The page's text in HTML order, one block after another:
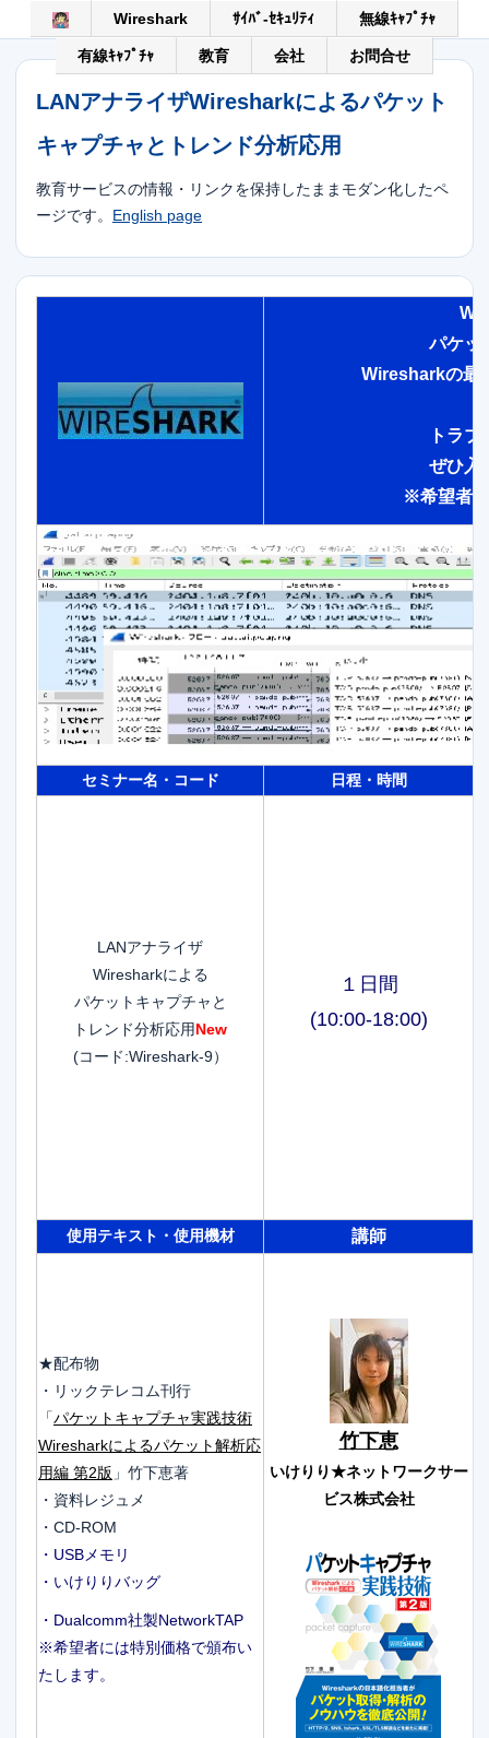
Wireshark ｻｲﾊﾞ-ｾｷｭﾘﾃｨ 無線ｷｬﾌﾟﾁｬ
有線ｷｬﾌﾟﾁｬ 教育 会社 お問合せ
LANアナライザWiresharkによるパケット
キャプチャとトレンド分析応用
教育サービスの情報・リンクを保持したままモダン化したペ
ージです。 English page
パケッ
Wiresharkの最
トラ
ぜひ入
※希望者
セミナー名・コード 日程・時間
LANアナライザ
Wiresharkによる
パケットキャプチャと
トレンド分析応用New
(コード:Wireshark-9）
１日間
(10:00-18:00)
使用テキスト・使用機材 講師
★配布物
・リックテレコム刊行
「パケットキャプチャ実践技術
Wiresharkによるパケット解析応
用編 第2版 」竹下恵著
・資料レジュメ
・CD-ROM
・USBメモリ
・いけりりバッグ
・Dualcomm社製NetworkTAP
※希望者には特別価格で頒布い
たします。
竹下恵
いけりり★ネットワークサー
ビス株式会社